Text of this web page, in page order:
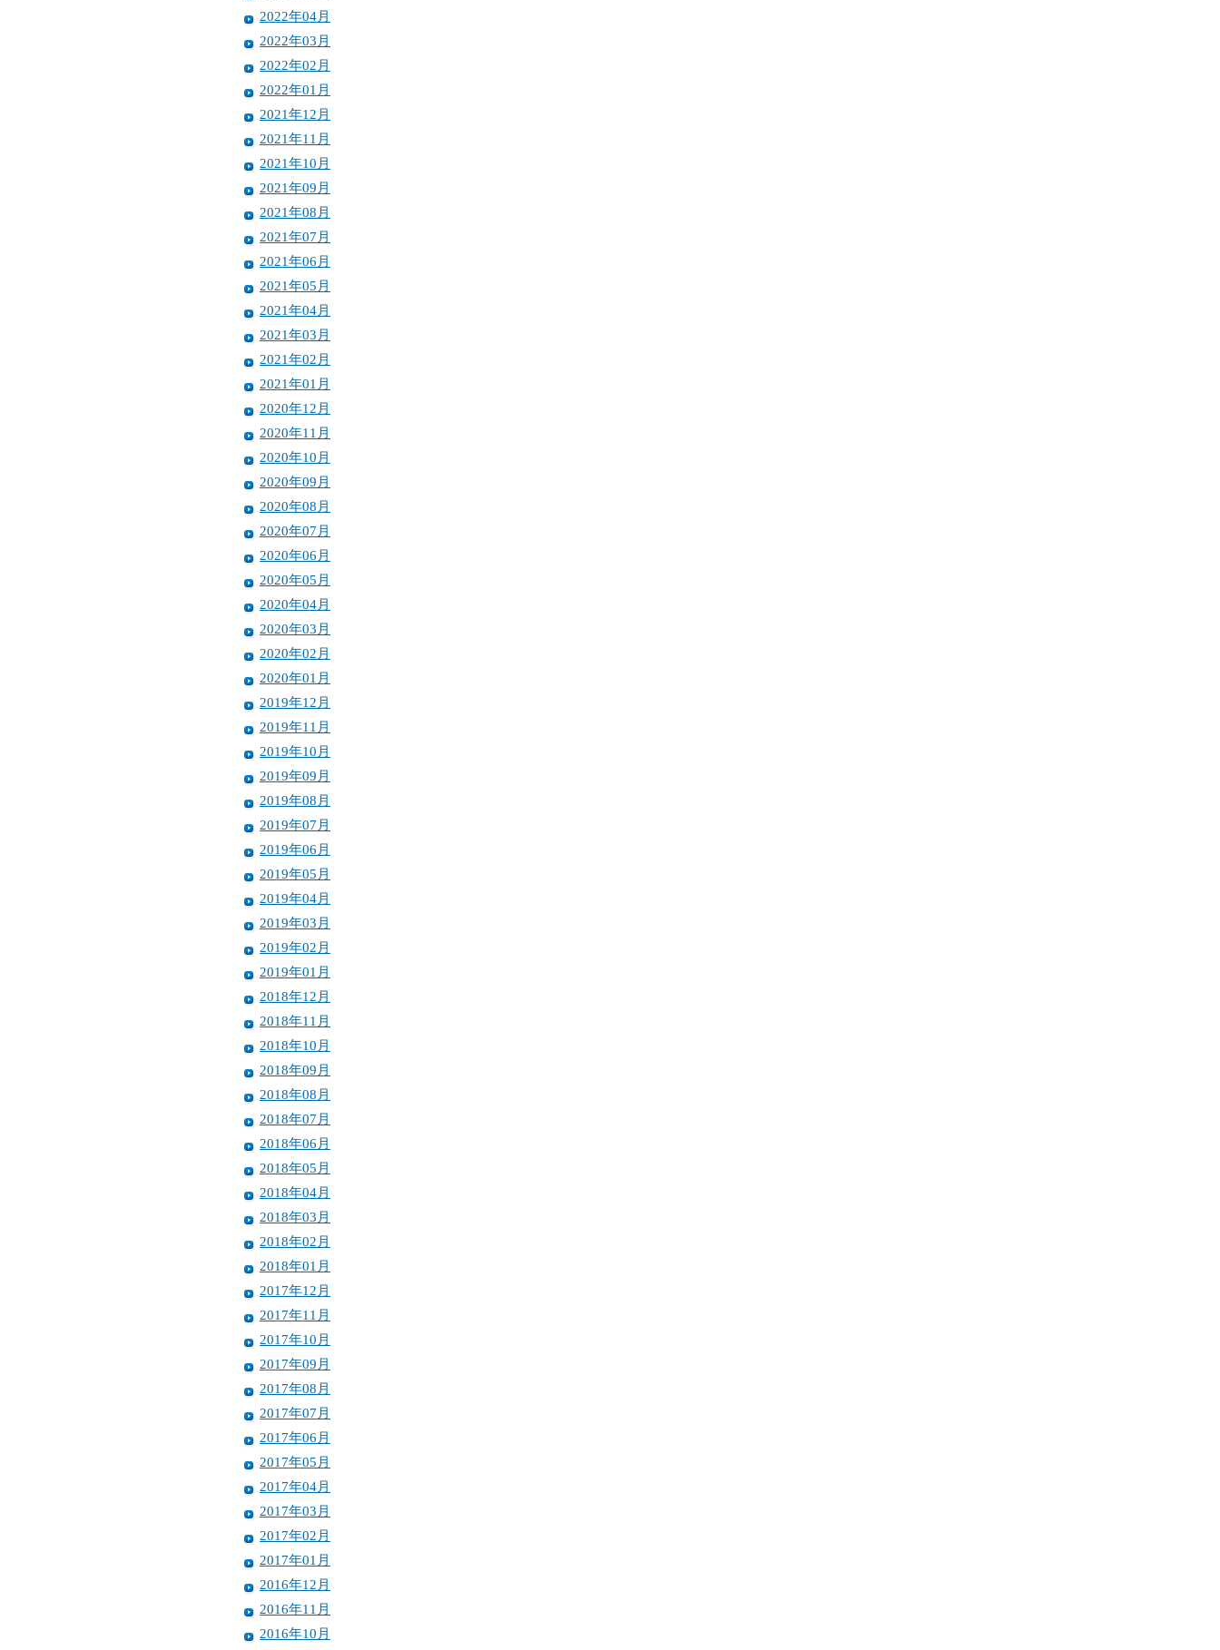
2022年04月
2022年03月
2022年02月
2022年01月
2021年12月
2021年11月
2021年10月
2021年09月
2021年08月
2021年07月
2021年06月
2021年05月
2021年04月
2021年03月
2021年02月
2021年01月
2020年12月
2020年11月
2020年10月
2020年09月
2020年08月
2020年07月
2020年06月
2020年05月
2020年04月
2020年03月
2020年02月
2020年01月
2019年12月
2019年11月
2019年10月
2019年09月
2019年08月
2019年07月
2019年06月
2019年05月
2019年04月
2019年03月
2019年02月
2019年01月
2018年12月
2018年11月
2018年10月
2018年09月
2018年08月
2018年07月
2018年06月
2018年05月
2018年04月
2018年03月
2018年02月
2018年01月
2017年12月
2017年11月
2017年10月
2017年09月
2017年08月
2017年07月
2017年06月
2017年05月
2017年04月
2017年03月
2017年02月
2017年01月
2016年12月
2016年11月
2016年10月